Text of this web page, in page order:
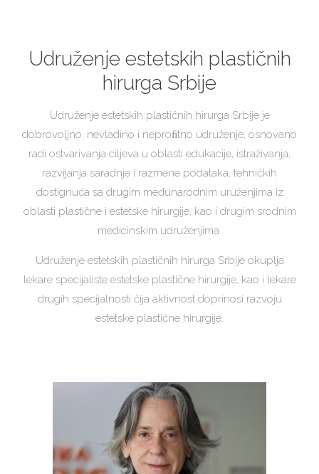
Udruženje estetskih plastičnih
hirurga Srbije
Udruženje estetskih plastičnih hirurga Srbije je
dobrovoljno, nevladino i neproﬁtno udruženje, osnovano
radi ostvarivanja ciljeva u oblasti edukacije, istraživanja,
razvijanja saradnje i razmene podataka, tehničkih
dostignuća sa drugim međunarodnim uruženjima iz
oblasti plastične i estetske hirurgije, kao i drugim srodnim
medicinskim udruženjima.
Udruženje estetskih plastičnih hirurga Srbije okuplja
lekare specijaliste estetske plastične hirurgije, kao i lekare
drugih specijalnosti čija aktivnost doprinosi razvoju
estetske plastične hirurgije.